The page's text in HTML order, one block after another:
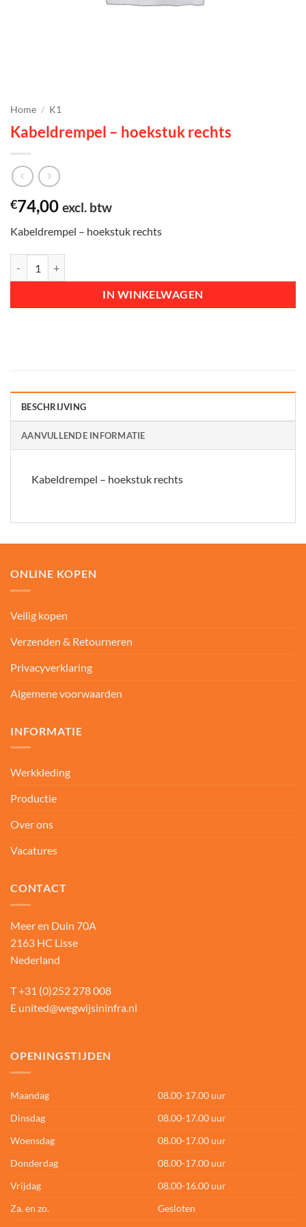
Home / K1
Kabeldrempel – hoekstuk rechts
€74,00 excl. btw
Kabeldrempel – hoekstuk rechts
IN WINKELWAGEN
BESCHRIJVING
AANVULLENDE INFORMATIE
Kabeldrempel – hoekstuk rechts
ONLINE KOPEN
Veilig kopen
Verzenden & Retourneren
Privacyverklaring
Algemene voorwaarden
INFORMATIE
Werkkleding
Productie
Over ons
Vacatures
CONTACT
Meer en Duin 70A
2163 HC Lisse
Nederland
T+31 (0)252 278 008
E united@wegwijsininfra.nl
OPENINGSTIJDEN
Maandag
08.00-17.00 uur
Dinsdag
08.00-17.00 uur
Woensdag
08.00-17.00 uur
Donderdag
08.00-17.00 uur
Vrijdag
08.00-16.00 uur
Za. en zo.
Gesloten